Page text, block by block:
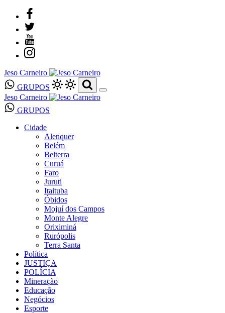
Jeso Carneiro
GRUPOS
Jeso Carneiro
GRUPOS
Cidade
Alenquer
Belém
Belterra
Curuá
Faro
Juruti
Itaituba
Óbidos
Mojuí dos Campos
Monte Alegre
Oriximiná
Rurópolis
Terra Santa
Política
JUSTIÇA
POLÍCIA
Mineração
Educação
Negócios
Esporte